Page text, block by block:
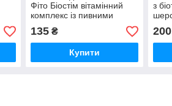
г
Фіто Біостім вітамінний
комплекс із пивними
дріжджами та часником
№300 Vitomax
135₴
Купити
з
200